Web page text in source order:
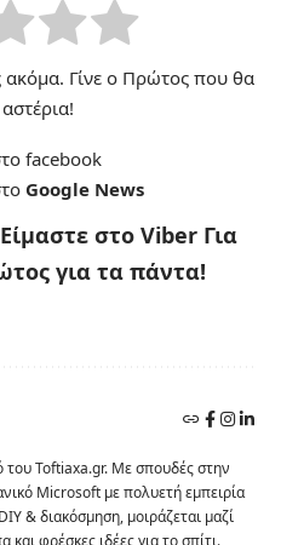
ακόμα. Γίνε ο Πρώτος που θα
facebook
Google News
Είμαστε στο Viber Για
για τα πάντα!
του Toftiaxa.gr. Με σπουδές στην
Microsoft με πολυετή εμπειρία
& διακόσμηση, μοιράζεται μαζί
φρέσκες ιδέες για το σπίτι.